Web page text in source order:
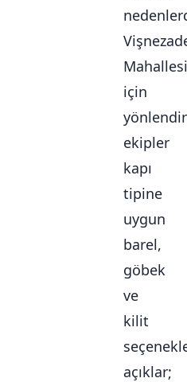
Mahallesi
için
ekipler
kapı
tipine
uygun
barel,
göbek
ve
kilit
açıklar;